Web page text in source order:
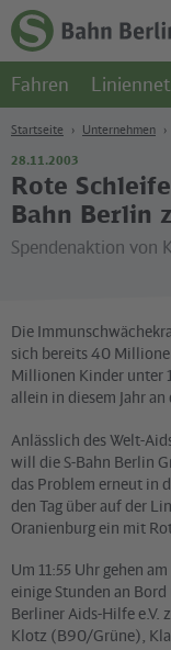
Zum Hauptinhalt
Zur Suche
Zur Hauptnavigation
Zur Fußzeile
Zur
Startseite
S-
Bahn
Fahren
Startseite Unternehmen
28.11.2003
Rote
Bahn Berlin
Spendenaktion von
Die
sich bereits 40
Millionen Kinder unter
allein in diesem Jahr
Anlässlich des Welt-
will die S-Bahn Berlin
das Problem erneut in
den Tag über auf der
Oranienburg ein mit
Um 11:55 Uhr gehen
einige Stunden an
Berliner Aids-Hilfe e.V.
Klotz (B90/Grüne),